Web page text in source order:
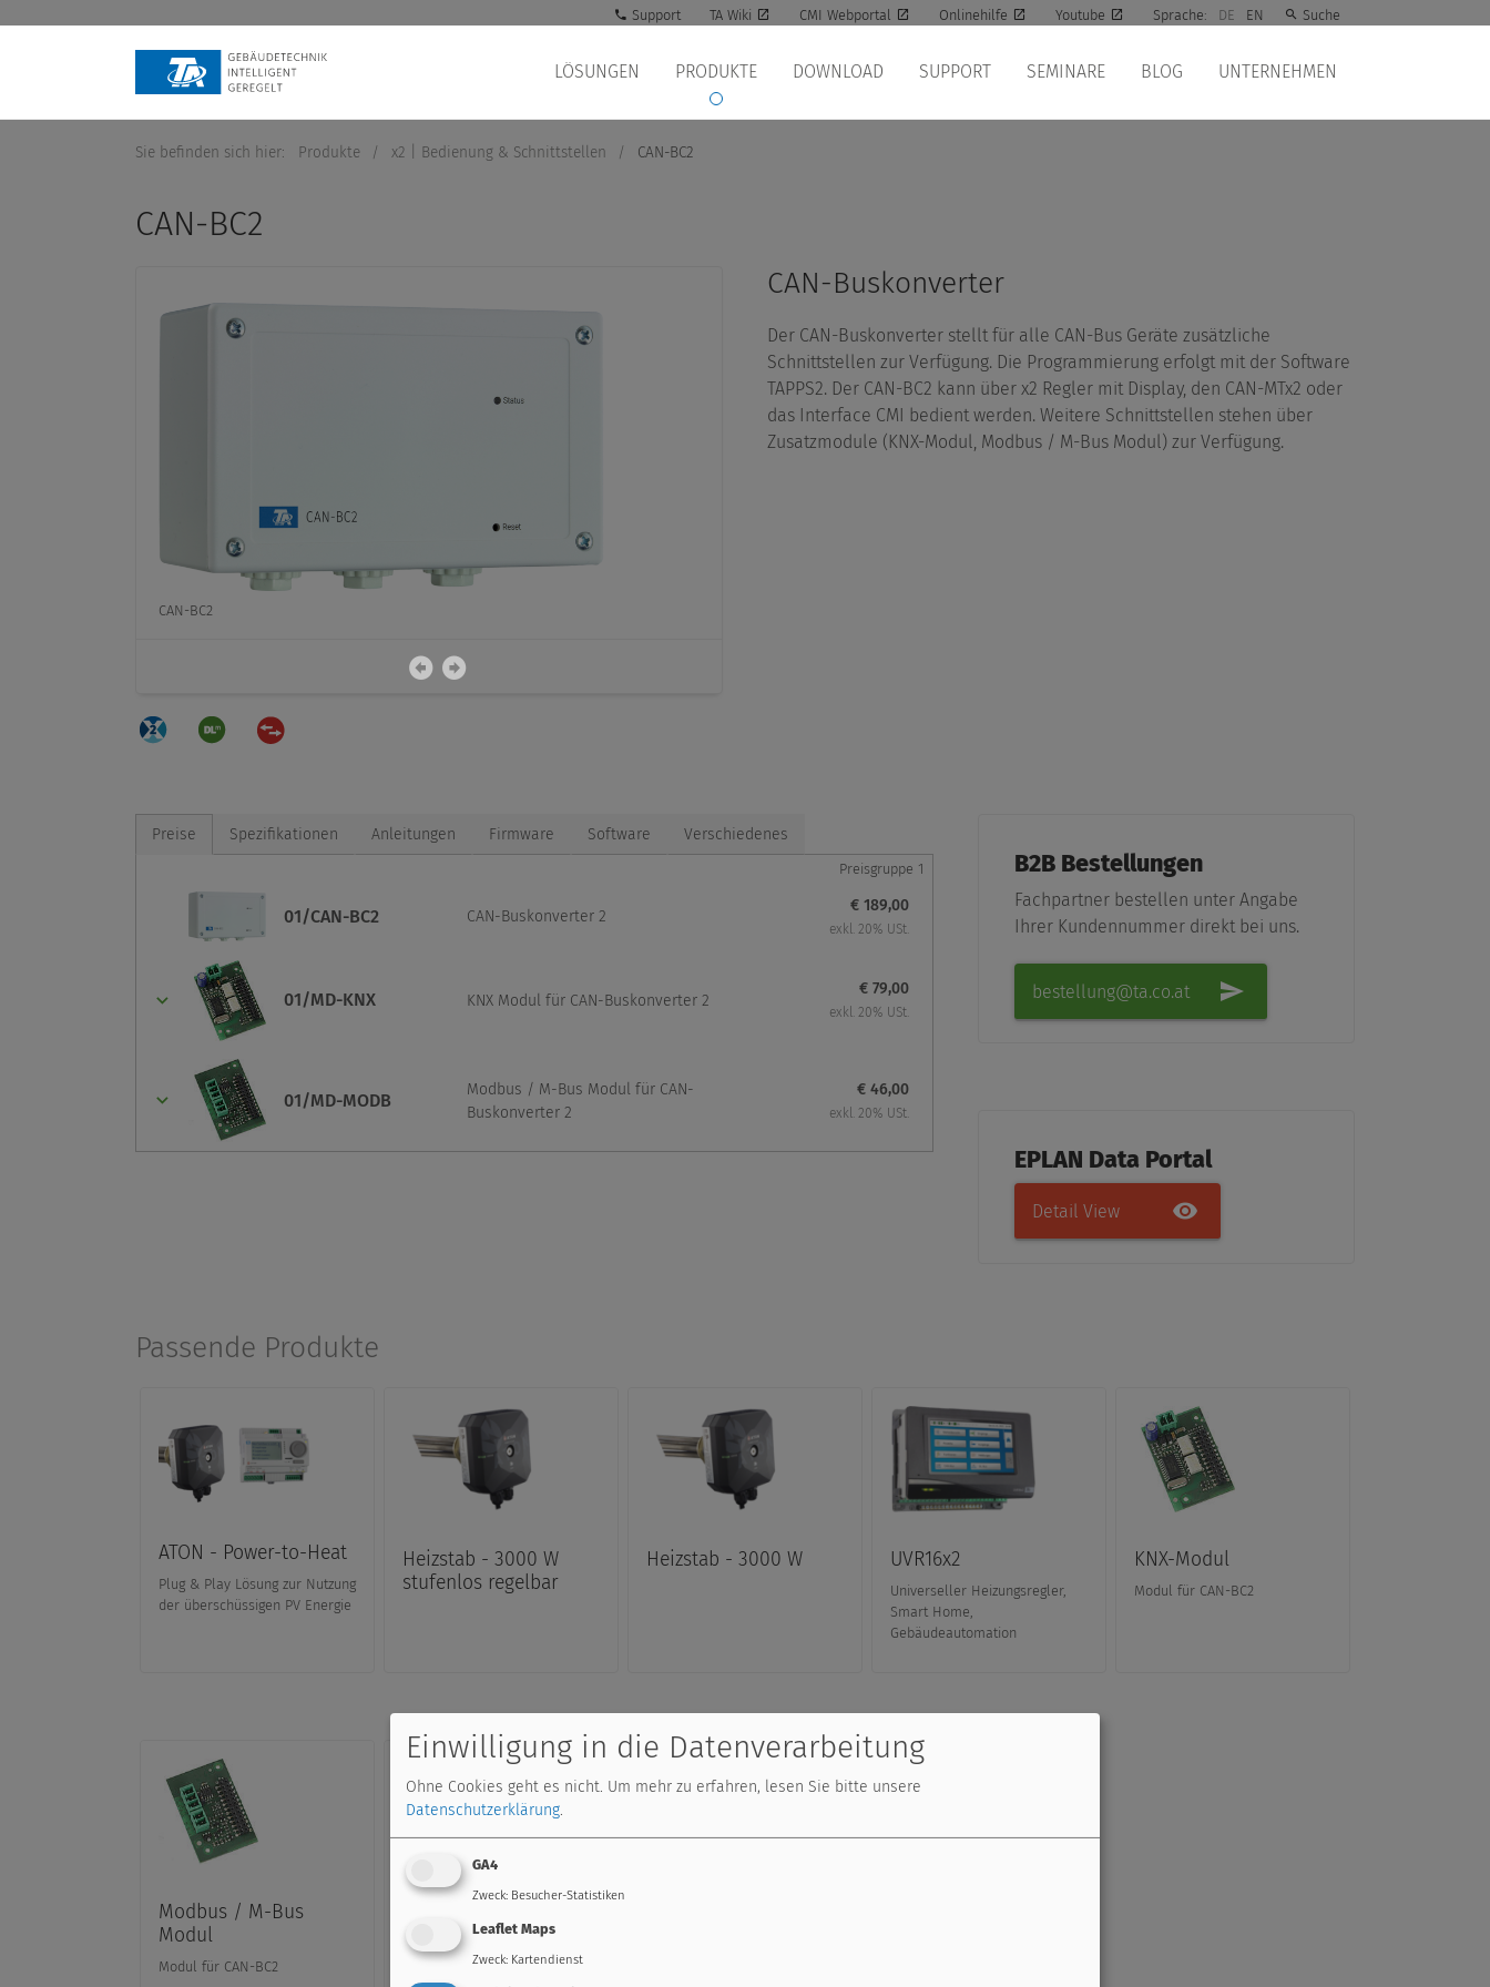
Support TA Wiki CMI Webportal Onlinehilfe Youtube Sprache: DE EN Suche
LÖSUNGEN PRODUKTE DOWNLOAD SUPPORT SEMINARE BLOG UNTERNEHMEN
Sie befinden sich hier: Produkte / x2 | Bedienung & Schnittstellen / CAN-BC2
CAN-BC2
CAN-BC2
CAN-Buskonverter
Der CAN-Buskonverter stellt für alle CAN-Bus Geräte zusätzliche
Schnittstellen zur Verfügung. Die Programmierung erfolgt mit der Software
TAPPS2. Der CAN-BC2 kann über x2 Regler mit Display, den CAN-MTx2 oder
das Interface CMI bedient werden. Weitere Schnittstellen stehen über
Zusatzmodule (KNX-Modul, Modbus / M-Bus Modul) zur Verfügung.
Preise Spezifikationen Anleitungen Firmware Software Verschiedenes
Preisgruppe 1
01/CAN-BC2 CAN-Buskonverter 2
€ 189,00
exkl. 20% USt.
01/MD-KNX KNX Modul für CAN-Buskonverter 2
€ 79,00
exkl. 20% USt.
01/MD-MODB
Modbus / M-Bus Modul für CAN-
Buskonverter 2
€ 46,00
exkl. 20% USt.
B2B Bestellungen
Fachpartner bestellen unter Angabe
Ihrer Kundennummer direkt bei uns.
bestellung@ta.co.at
EPLAN Data Portal
Detail View
Passende Produkte
ATON - Power-to-Heat
Plug & Play Lösung zur Nutzung
der überschüssigen PV Energie
Heizstab - 3000 W
stufenlos regelbar
Heizstab - 3000 W UVR16x2
Universeller Heizungsregler,
Smart Home,
Gebäudeautomation
KNX-Modul
Modul für CAN-BC2
Modbus / M-Bus
Modul
Modul für CAN-BC2
Einwilligung in die Datenverarbeitung
Ohne Cookies geht es nicht. Um mehr zu erfahren, lesen Sie bitte unsere
Datenschutzerklärung.
GA4
Zweck: Besucher-Statistiken
Leaflet Maps
Zweck: Kartendienst